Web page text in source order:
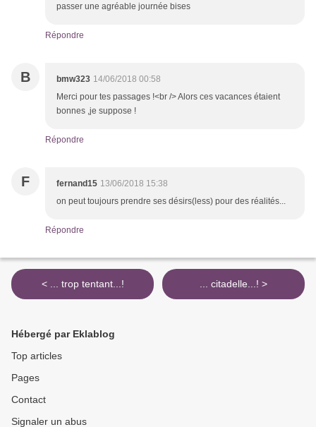
passer une agréable journée bises
Répondre
B bmw323 14/06/2018 00:58
Merci pour tes passages !<br /> Alors ces vacances étaient
bonnes ,je suppose !
Répondre
F fernand15 13/06/2018 15:38
on peut toujours prendre ses désirs(less) pour des réalités...
Répondre
< ... trop tentant...! ... citadelle...! >
Hébergé par Eklablog
Top articles
Pages
Contact
Signaler un abus